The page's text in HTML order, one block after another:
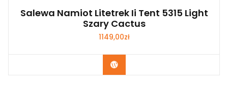
Salewa Namiot Litetrek Ii Tent 5315 Light
Szary Cactus
1149,00zł
Kup Teraz